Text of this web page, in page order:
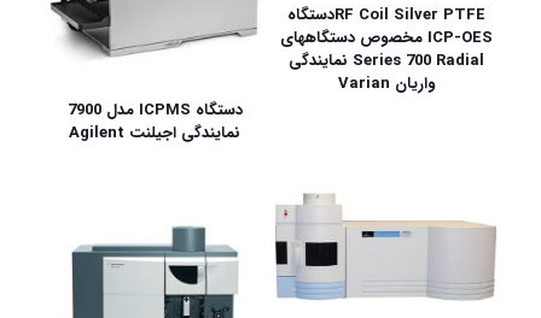
RF Coil Silver PTFEدستگاه
ICP-OES مخصوص دستگاههای
Series 700 Radial نمایندگی
واریان Varian
دستگاه ICPMS مدل 7900
نمایندگی اجیلنت Agilent